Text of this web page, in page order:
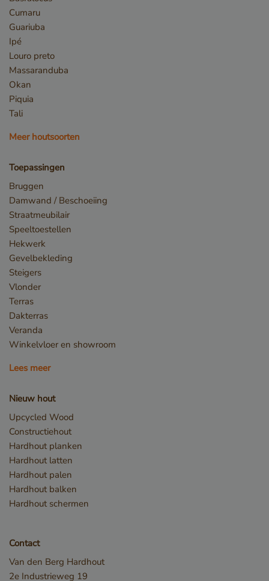
Cumaru
Guariuba
Ipé
Louro preto
Massaranduba
Okan
Piquia
Tali
Meer houtsoorten
Toepassingen
Bruggen
Damwand / Beschoeiing
Straatmeubilair
Speeltoestellen
Hekwerk
Gevelbekleding
Steigers
Vlonder
Terras
Dakterras
Veranda
Winkelvloer en showroom
Lees meer
Nieuw hout
Upcycled Wood
Constructiehout
Hardhout planken
Hardhout latten
Hardhout palen
Hardhout balken
Hardhout schermen
Contact
Van den Berg Hardhout
2e Industrieweg 19
VISITOR_PRIVACY_METADATA
Opslagverklaring
Naam
CookieCodeCache
_li_id.bfbd.expires